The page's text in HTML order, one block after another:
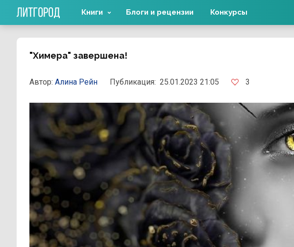
"Химера" завершена!
Автор: Алина Рейн Публикация: 25.01.2023 21:05 3
Книги Блоги и рецензии Конкурсы